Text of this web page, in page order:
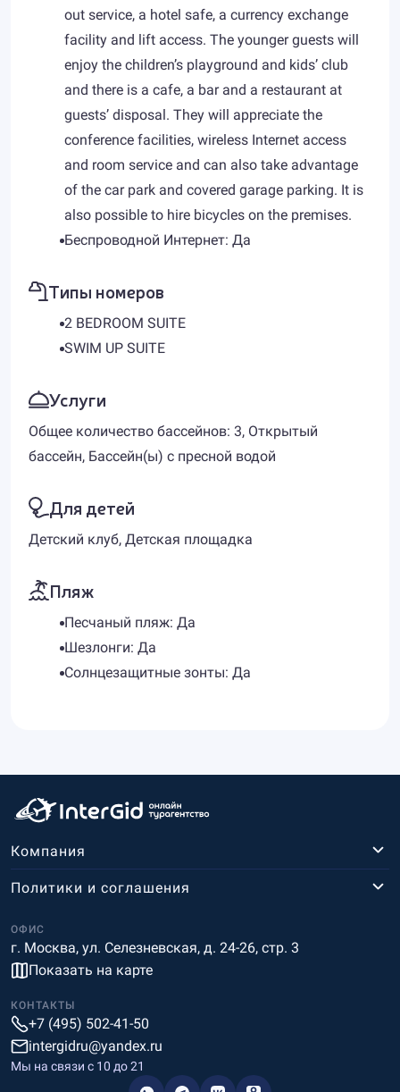
out service, a hotel safe, a currency exchange
facility and lift access. The younger guests will
enjoy the children’s playground and kids’ club
and there is a cafe, a bar and a restaurant at
guests’ disposal. They will appreciate the
conference facilities, wireless Internet access
and room service and can also take advantage
of the car park and covered garage parking. It is
also possible to hire bicycles on the premises.
Беспроводной Интернет: Да
Типы номеров
2 BEDROOM SUITE
SWIM UP SUITE
Услуги
Общее количество бассейнов: 3, Открытый
бассейн, Бассейн(ы) с пресной водой
Для детей
Детский клуб, Детская площадка
Пляж
Песчаный пляж: Да
Шезлонги: Да
Солнцезащитные зонты: Да
Компания
ОФИС
г. Москва, ул. Селезневская, д. 24-26, стр. 3
Показать на карте
Политики и соглашения
КОНТАКТЫ
+7 (495) 502-41-50
intergidru@yandex.ru
Мы на связи c 10 до 21